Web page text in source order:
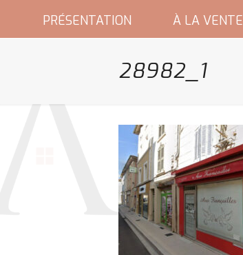
PRÉSENTATION À LA VENTE
28982_1